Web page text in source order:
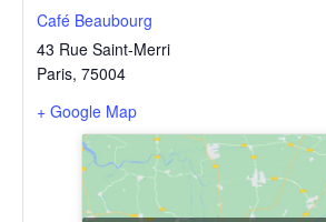
Café Beaubourg
43 Rue Saint-Merri
Paris, 75004
+ Google Map